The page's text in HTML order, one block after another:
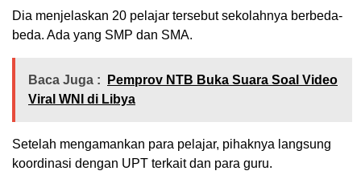
Dia menjelaskan 20 pelajar tersebut sekolahnya berbeda-
beda. Ada yang SMP dan SMA.
Baca Juga :
‎Pemprov NTB Buka Suara Soal Video
Viral WNI di Libya
Setelah mengamankan para pelajar, pihaknya langsung
koordinasi dengan UPT terkait dan para guru.